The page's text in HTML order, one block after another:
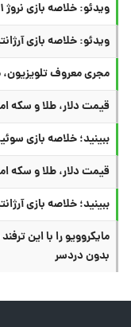
ویدئو: خلاصه بازی نروژ ۱ - انگلیس ۲
ویدئو: خلاصه بازی آرژانتین ۳ -
مجری معروف
قیمت دلار، طلا و سکه امروز
ببینید؛ خلاصه بازی سوئیس ۰ (۴) - کلمبیا ۰ (۳) در
قیمت دلار، طلا و سکه امروز
ببینید؛ خلاصه بازی آرژانتین ۳ - مصر ۲ در
بدون دردسر